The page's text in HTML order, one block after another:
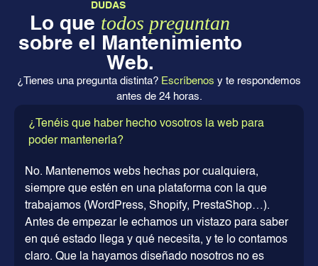
DUDAS
Lo que todos preguntan
sobre el Mantenimiento
Web.
¿Tienes una pregunta distinta? Escríbenos y te respondemos
antes de 24 horas.
¿Tenéis que haber hecho vosotros la web para
poder mantenerla?
No. Mantenemos webs hechas por cualquiera,
siempre que estén en una plataforma con la que
trabajamos (WordPress, Shopify, PrestaShop…).
Antes de empezar le echamos un vistazo para saber
en qué estado llega y qué necesita, y te lo contamos
claro. Que la hayamos diseñado nosotros no es